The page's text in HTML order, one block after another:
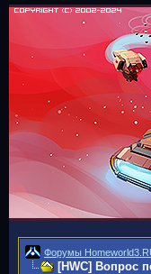
Форумы
[HWC] Вопрос